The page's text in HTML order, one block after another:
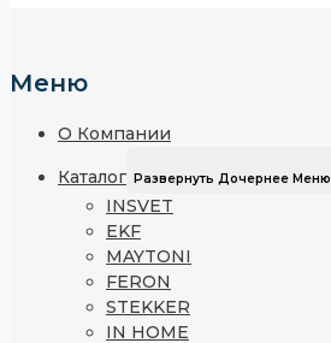
Меню
О Компании
Каталог Развернуть Дочернее Меню
INSVET
EKF
MAYTONI
FERON
STEKKER
IN HOME